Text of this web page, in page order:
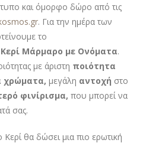
και όμορφο δώρο από τις
. Για την ημέρα των
το
Μάρμαρο με Ονόματα.
με άριστη ποιότητα
χρώματα, μεγάλη αντοχή στο
φινίρισμα, που μπορεί να
σας.
θα δώσει μια πιο ερωτική